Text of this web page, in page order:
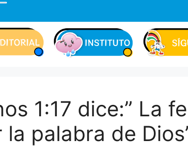
1:17 dice:” La
palabra de